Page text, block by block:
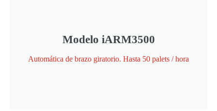
Modelo iARM3500
Automática de brazo giratorio. Hasta 50 palets / hora